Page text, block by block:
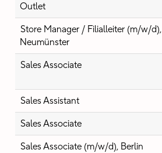
Outlet
Store Manager / Filialleiter (m/w/d),
Neumünster
Sales Associate
Sales Assistant
Sales Associate
Sales Associate (m/w/d), Berlin